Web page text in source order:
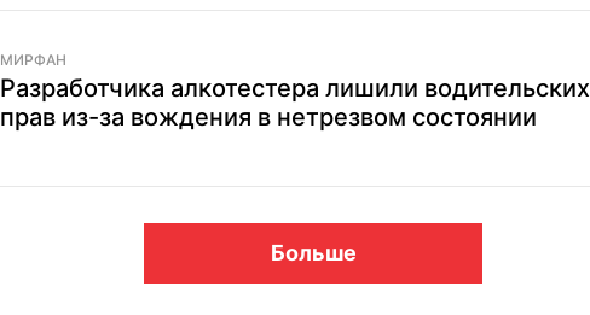
МИРФАН
Разработчика алкотестера лишили водительских
прав из-за вождения в нетрезвом состоянии
Больше